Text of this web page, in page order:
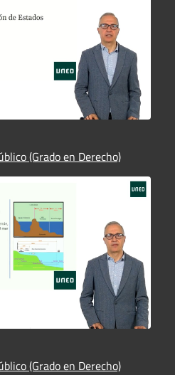
(Grado en Derecho)
(Grado en Derecho)